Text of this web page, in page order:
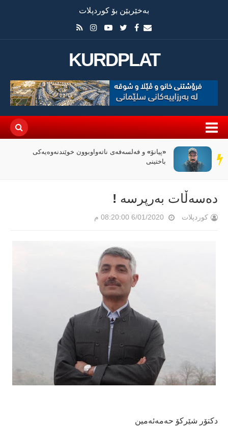
بەخێربێن بۆ کوردپلات
KURDPLAT
سەر
دێڕ
«پیانۆ» و فەلسەفەی ناتەواوبوون خوێندنەوەیەکی
باختینی
دەسەڵات بەرپرسە !
کوردپلات 6/01/2020 08:20:00 م
دکتۆر شێرکۆ حەمەئەمین